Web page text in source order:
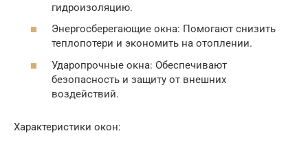
гидроизоляцию.
Энергосберегающие окна: Помогают снизить
теплопотери и экономить на отоплении.
Ударопрочные окна: Обеспечивают
безопасность и защиту от внешних
воздействий.
Характеристики окон: